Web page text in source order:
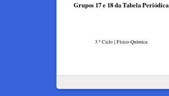
Grupos 17 e 18 da Tabela Periódica
3.º Ciclo | Físico-Química